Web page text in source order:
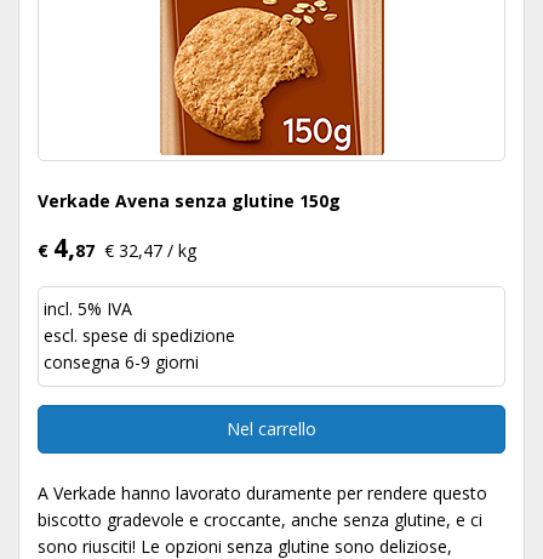
Verkade Avena senza glutine 150g
€ 4,87 € 32,47 / kg
incl. 5% IVA
escl. spese di spedizione
consegna 6-9 giorni
Nel carrello
A Verkade hanno lavorato duramente per rendere questo
biscotto gradevole e croccante, anche senza glutine, e ci
sono riusciti! Le opzioni senza glutine sono deliziose,